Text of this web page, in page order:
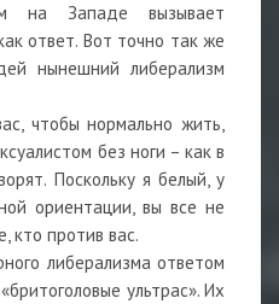
на Западе вызывает
ответ. Вот точно так же
нынешний либерализм
чтобы нормально жить,
без ноги – как в
Поскольку я белый, у
ориентации, вы все не
кто против вас.
либерализма ответом
ультрас». Их